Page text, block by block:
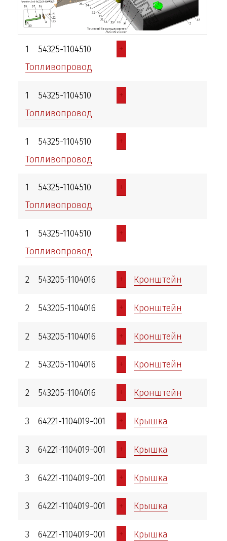
1 54325-1104510
+
Топливопровод
1 54325-1104510
+
Топливопровод
1 54325-1104510
+
Топливопровод
1 54325-1104510
+
Топливопровод
1 54325-1104510
+
Топливопровод
2 543205-1104016 + Кронштейн
2 543205-1104016 + Кронштейн
2 543205-1104016 + Кронштейн
2 543205-1104016 + Кронштейн
2 543205-1104016 + Кронштейн
3 64221-1104019-001 + Крышка
3 64221-1104019-001 + Крышка
3 64221-1104019-001 + Крышка
3 64221-1104019-001 + Крышка
3 64221-1104019-001 + Крышка